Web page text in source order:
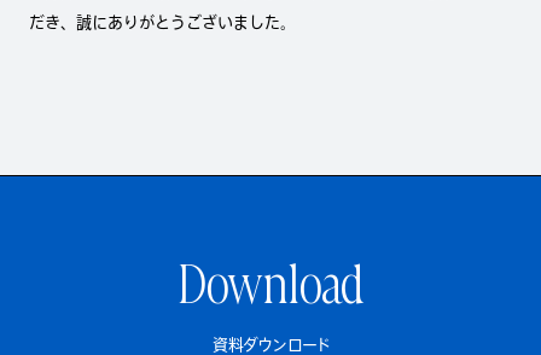
だき、誠にありがとうございました。
Download
資料ダウンロード